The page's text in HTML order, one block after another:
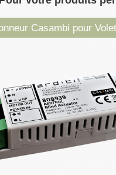
Casambi pour